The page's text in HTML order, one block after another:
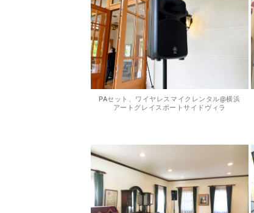
PAセット、ワイヤレスマイクレンタル@横浜
アートグレイスポートサイドヴィラ